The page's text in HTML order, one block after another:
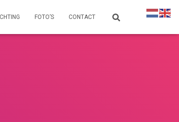
FOTO’S CONTACT